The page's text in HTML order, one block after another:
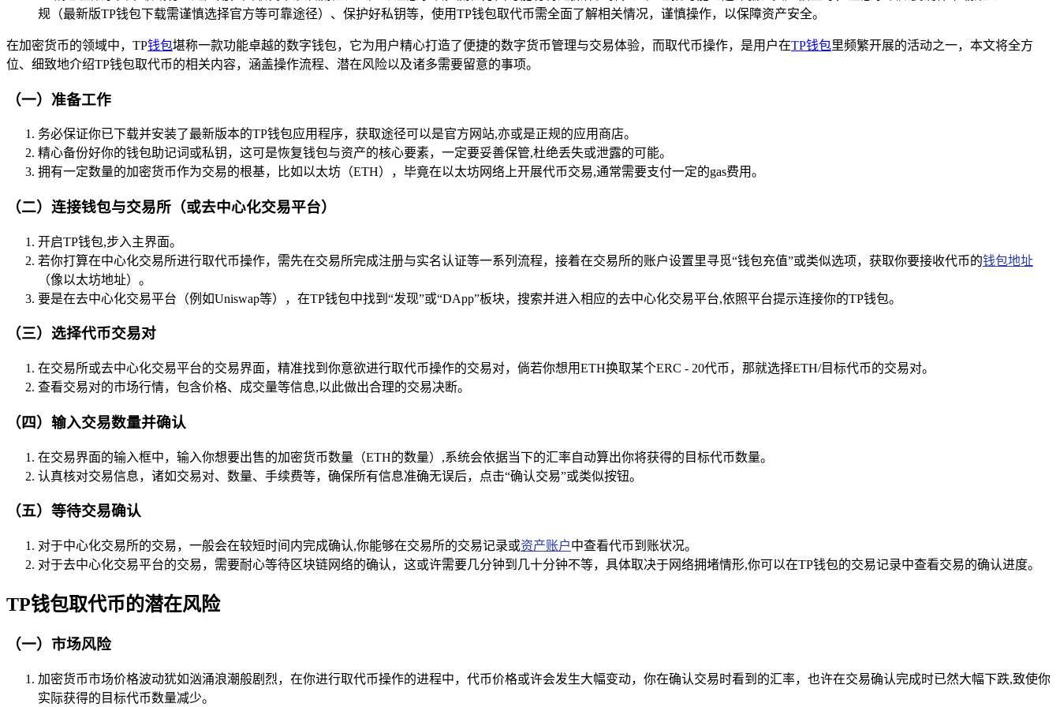
规（最新版TP钱包下载需谨慎选择官方等可靠途径）、保护好私钥等，使用TP钱包取代币需全面了解相关情况，谨慎操作，以保障资产安全。
在加密货币的领域中，TP钱包堪称一款功能卓越的数字钱包，它为用户精心打造了便捷的数字货币管理与交易体验，而取代币操作，是用户在TP钱包里频繁开展的活动之一，本文将全方
位、细致地介绍TP钱包取代币的相关内容，涵盖操作流程、潜在风险以及诸多需要留意的事项。
（一）准备工作
务必保证你已下载并安装了最新版本的TP钱包应用程序，获取途径可以是官方网站,亦或是正规的应用商店。
精心备份好你的钱包助记词或私钥，这可是恢复钱包与资产的核心要素，一定要妥善保管,杜绝丢失或泄露的可能。
拥有一定数量的加密货币作为交易的根基，比如以太坊（ETH），毕竟在以太坊网络上开展代币交易,通常需要支付一定的gas费用。
（二）连接钱包与交易所（或去中心化交易平台）
开启TP钱包,步入主界面。
若你打算在中心化交易所进行取代币操作，需先在交易所完成注册与实名认证等一系列流程，接着在交易所的账户设置里寻觅“钱包充值”或类似选项，获取你要接收代币的钱包地址
（像以太坊地址）。
要是在去中心化交易平台（例如Uniswap等），在TP钱包中找到“发现”或“DApp”板块，搜索并进入相应的去中心化交易平台,依照平台提示连接你的TP钱包。
（三）选择代币交易对
在交易所或去中心化交易平台的交易界面，精准找到你意欲进行取代币操作的交易对，倘若你想用ETH换取某个ERC - 20代币，那就选择ETH/目标代币的交易对。
查看交易对的市场行情，包含价格、成交量等信息,以此做出合理的交易决断。
（四）输入交易数量并确认
在交易界面的输入框中，输入你想要出售的加密货币数量（ETH的数量）,系统会依据当下的汇率自动算出你将获得的目标代币数量。
认真核对交易信息，诸如交易对、数量、手续费等，确保所有信息准确无误后，点击“确认交易”或类似按钮。
（五）等待交易确认
对于中心化交易所的交易，一般会在较短时间内完成确认,你能够在交易所的交易记录或资产账户中查看代币到账状况。
对于去中心化交易平台的交易，需要耐心等待区块链网络的确认，这或许需要几分钟到几十分钟不等，具体取决于网络拥堵情形,你可以在TP钱包的交易记录中查看交易的确认进度。
TP钱包取代币的潜在风险
（一）市场风险
加密货币市场价格波动犹如汹涌浪潮般剧烈，在你进行取代币操作的进程中，代币价格或许会发生大幅变动，你在确认交易时看到的汇率，也许在交易确认完成时已然大幅下跌,致使你
实际获得的目标代币数量减少。